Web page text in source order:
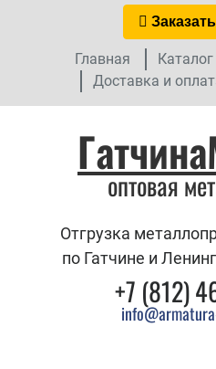
Главная Каталог
Доставка и
оптовая
Отгрузка
по Гатчине и
+7 (812)